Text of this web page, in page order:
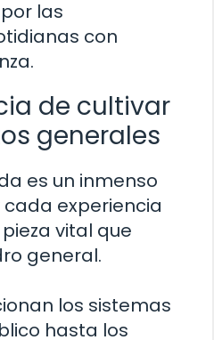
las
con
de cultivar
generales
es un inmenso
experiencia
vital que
general.
los sistemas
hasta los